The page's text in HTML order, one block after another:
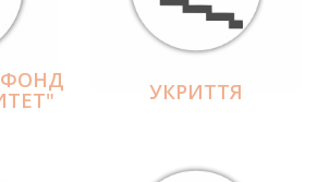
ФОНД УКРИТТЯ